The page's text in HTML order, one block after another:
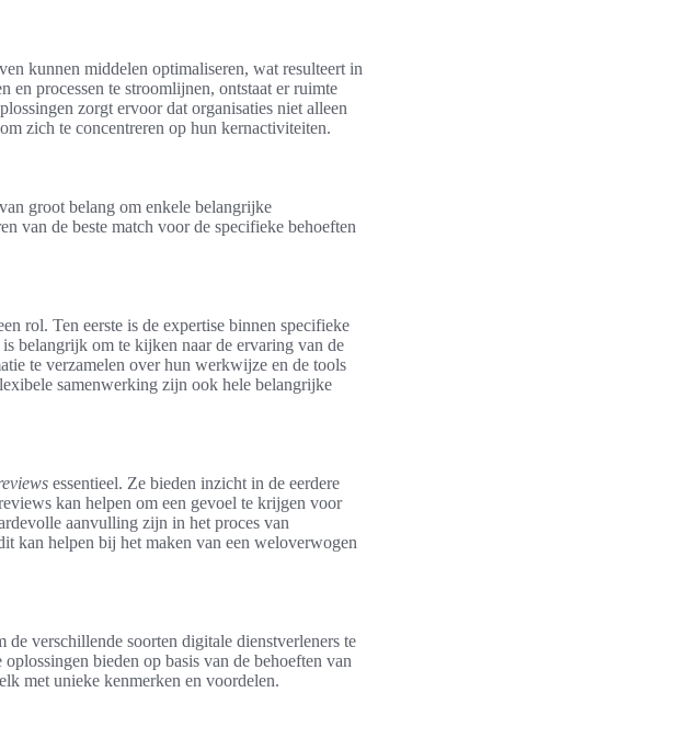
kunnen middelen optimaliseren, wat resulteert in
en processen te stroomlijnen, ontstaat er ruimte
zorgt ervoor dat organisaties niet alleen
zich te concentreren op hun kernactiviteiten.
groot belang om enkele belangrijke
van de beste match voor de specifieke behoeften
rol. Ten eerste is de expertise binnen specifieke
belangrijk om te kijken naar de ervaring van de
te verzamelen over hun werkwijze en de tools
samenwerking zijn ook hele belangrijke
essentieel. Ze bieden inzicht in de eerdere
kan helpen om een gevoel te krijgen voor
aanvulling zijn in het proces van
kan helpen bij het maken van een weloverwogen
verschillende soorten digitale dienstverleners te
bieden op basis van de behoeften van
met unieke kenmerken en voordelen.